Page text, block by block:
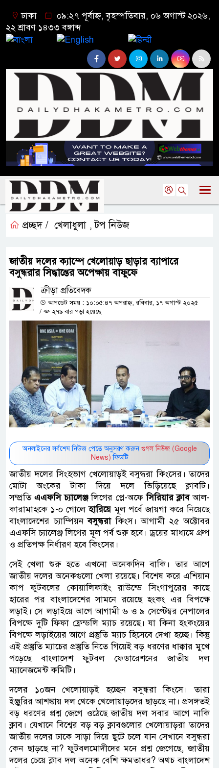
ঢাকা
০৯:২৭ পূর্বাহ্ন, বৃহস্পতিবার, ০৬ অগাস্ট ২০২৬,
২২ শ্রাবণ ১৪৩৩ বঙ্গাব্দ
প্রচ্ছদ / খেলাধুলা ,টপ নিউজ
জাতীয় দলের ক্যাম্পে খেলোয়াড় ছাড়ার ব্যাপারে
বসুন্ধরার সিদ্ধান্তের অপেক্ষায় বাফুফে
ক্রীড়া প্রতিবেদক
আপডেট সময় : ১০:০৫:৪৭ অপরাহ্ন, রবিবার, ১৭ অগাস্ট ২০২৫
/
২৭৯ বার পড়া হয়েছে
অনলাইনের সর্বশেষ নিউজ পেতে অনুসরণ করুন গুগল নিউজ (Google
News) ফিডটি
জাতীয় দলের সিংহভাগ খেলোয়াড়ই বসুন্ধরা কিংসের। তাদের
মোটা অংকের টাকা দিয়ে দলে ভিড়িয়েছে ক্লাবটি।
সম্প্রতিএএফসি চ্যালেঞ্জলিগের প্লে-অফেসিরিয়ার ক্লাবআল-
কারামাহকে ১-০ গোলেহারিয়েমূল পর্বে জায়গা করে নিয়েছে
বাংলাদেশের চ্যাম্পিয়নবসুন্ধরাকিংস। আগামী ২৫ অক্টোবর
এএফসি চ্যালেঞ্জ লিগের মূল পর্ব শুরু হবে। ড্রয়ের মাধ্যমে গ্রুপ
ও প্রতিপক্ষ নির্ধারণ হবে কিংসের।
সেই খেলা শুরু হতে এখনো অনেকদিন বাকি। তার আগে
জাতীয় দলের অনেকগুলো খেলা রয়েছে। বিশেষ করে এশিয়ান
কাপ ফুটবলের কোয়ালিফাইং রাউন্ডে সিংগাপুরের কাছে
হারের পর বাংলাদেশের সামনে রয়েছে হংকং এর বিপক্ষে
লড়াই। সে লড়াইয়ে আগে আগামী ৬ ও ৯ সেপ্টেম্বর নেপালের
বিপক্ষে দুটি ফিফা ফ্রেন্ডলি ম্যাচ রয়েছে। যা কিনা হংকংয়ের
বিপক্ষে লড়াইয়ের আগে প্রস্তুতি ম্যাচ হিসেবে দেখা হচ্ছে। কিন্তু
এই প্রস্তুতি ম্যাচের প্রস্তুতি নিতে গিয়েই বড় ধরণের ধাক্কার মুখে
পড়েছে বাংলাদেশ ফুটবল ফেডারেশনের জাতীয় দল
ম্যানেজমেন্ট কমিটি।
দলের ১০জন খেলোয়াড়ই হচ্ছেন বসুন্ধরা কিংসে। তারা
ইঞ্জুরির আশঙ্কায় দল থেকে খেলোয়াড়দের ছাড়ছে না। প্রসঙ্গতই
বড় ধরণের প্রশ্ন জেগে ওঠেছে জাতীয় দল সবার আগে নাকি
ক্লাব। যেখানে বিশ্বের বড় বড় ক্লাবগুলোর খেলোয়াড়রা তাদের
জাতীয় দলের ঢাকে সাড়া দিয়ে ছুটে চলে যান সেখানে বসুন্ধরা
কেন ছাড়ছে না? ফুটবলমোদীদের মনে প্রশ্ন জেগেছে, জাতীয়
দলের চেয়ে ক্লাব দল অনেক বেশি ক্ষমতাধর? অথচ বাংলাদেশ